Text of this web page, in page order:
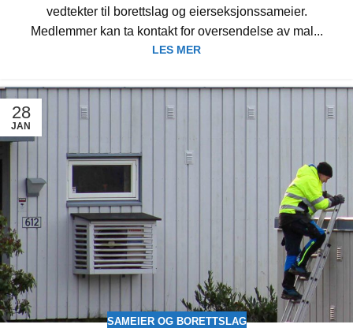
vedtekter til borettslag og eierseksjonssameier.
Medlemmer kan ta kontakt for oversendelse av mal...
LES MER
28
JAN
SAMEIER OG BORETTSLAG